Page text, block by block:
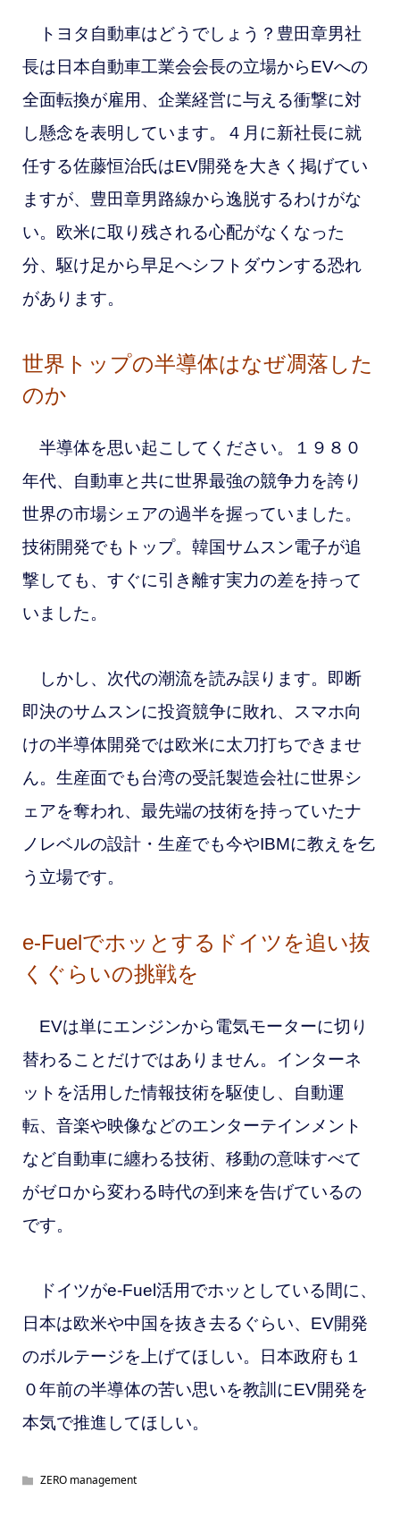
トヨタ自動車はどうでしょう？豊田章男社
長は日本自動車工業会会長の立場からEVへの
全面転換が雇用、企業経営に与える衝撃に対
し懸念を表明しています。４月に新社長に就
任する佐藤恒治氏はEV開発を大きく掲げてい
ますが、豊田章男路線から逸脱するわけがな
い。欧米に取り残される心配がなくなった
分、駆け足から早足へシフトダウンする恐れ
があります。
世界トップの半導体はなぜ凋落した
のか
半導体を思い起こしてください。１９８０
年代、自動車と共に世界最強の競争力を誇り
世界の市場シェアの過半を握っていました。
技術開発でもトップ。韓国サムスン電子が追
撃しても、すぐに引き離す実力の差を持って
いました。
しかし、次代の潮流を読み誤ります。即断
即決のサムスンに投資競争に敗れ、スマホ向
けの半導体開発では欧米に太刀打ちできませ
ん。生産面でも台湾の受託製造会社に世界シ
ェアを奪われ、最先端の技術を持っていたナ
ノレベルの設計・生産でも今やIBMに教えを乞
う立場です。
e-Fuelでホッとするドイツを追い抜
くぐらいの挑戦を
EVは単にエンジンから電気モーターに切り
替わることだけではありません。インターネ
ットを活用した情報技術を駆使し、自動運
転、音楽や映像などのエンターテインメント
など自動車に纏わる技術、移動の意味すべて
がゼロから変わる時代の到来を告げているの
です。
ドイツがe-Fuel活用でホッとしている間に、
日本は欧米や中国を抜き去るぐらい、EV開発
のボルテージを上げてほしい。日本政府も１
０年前の半導体の苦い思いを教訓にEV開発を
本気で推進してほしい。
ZERO management